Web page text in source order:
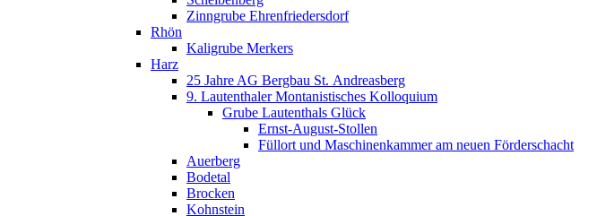
Zinngrube Ehrenfriedersdorf
Rhön
Kaligrube Merkers
Harz
25 Jahre AG Bergbau St. Andreasberg
9. Lautenthaler Montanistisches Kolloquium
Grube Lautenthals Glück
Ernst-August-Stollen
Füllort und Maschinenkammer am neuen Förderschacht
Auerberg
Bodetal
Brocken
Kohnstein